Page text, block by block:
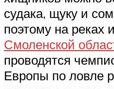
судака, щуку и
поэтому на реках и
Смоленской
проводятся
Европы по ловле